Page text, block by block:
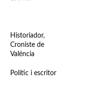
Historiador,
Croniste de
Valéncia
Polític i escritor